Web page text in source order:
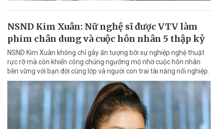
NSND Kim Xuân: Nữ nghệ sĩ được VTV làm
phim chân dung và cuộc hôn nhân 5 thập kỷ
NSND Kim Xuân không chỉ gây ấn tượng bởi sự nghiệp nghệ thuật
rực rỡ mà còn khiến công chúng ngưỡng mộ nhờ cuộc hôn nhân
bền vững với bạn đời cùng lớp và người con trai tài năng nối nghiệp.